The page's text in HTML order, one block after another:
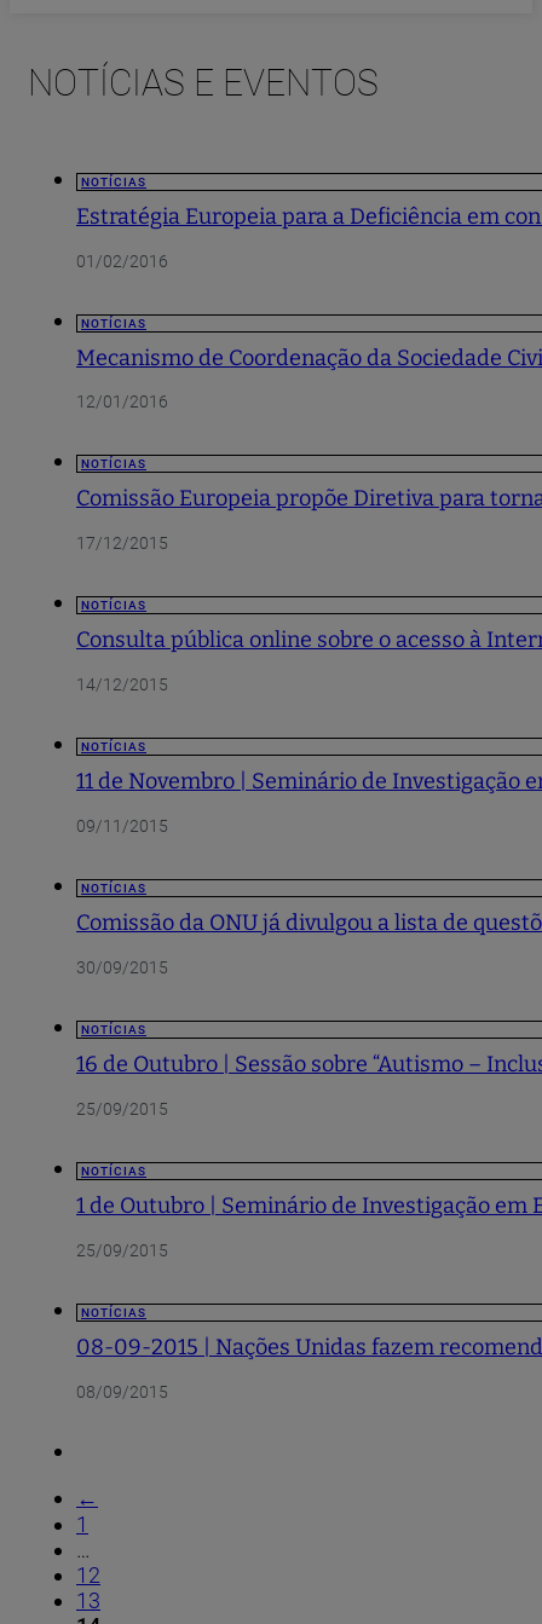
NOTÍCIAS E EVENTOS
NOTÍCIAS
Estratégia Europeia para a Deficiência em
01/02/2016
NOTÍCIAS
Mecanismo de Coordenação da Sociedade
12/01/2016
NOTÍCIAS
Comissão Europeia propõe Diretiva para
17/12/2015
NOTÍCIAS
Consulta pública online sobre o acesso à
14/12/2015
NOTÍCIAS
11 de Novembro | Seminário de Investigação
09/11/2015
NOTÍCIAS
Comissão da ONU já divulgou a lista de
30/09/2015
NOTÍCIAS
16 de Outubro | Sessão sobre “Autismo –
25/09/2015
NOTÍCIAS
1 de Outubro | Seminário de Investigação em
25/09/2015
NOTÍCIAS
08-09-2015 | Nações Unidas fazem
08/09/2015
←
1
…
12
13